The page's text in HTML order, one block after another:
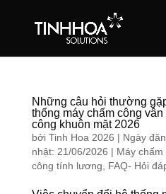
Những câu hỏi thường
thống máy chấm công
công khuôn mặt 2026
bởi Tinh Hoa 2026 | Ngày
nhật: 21/06/2026 | Máy
công tính lương
FAQ- Hỏi